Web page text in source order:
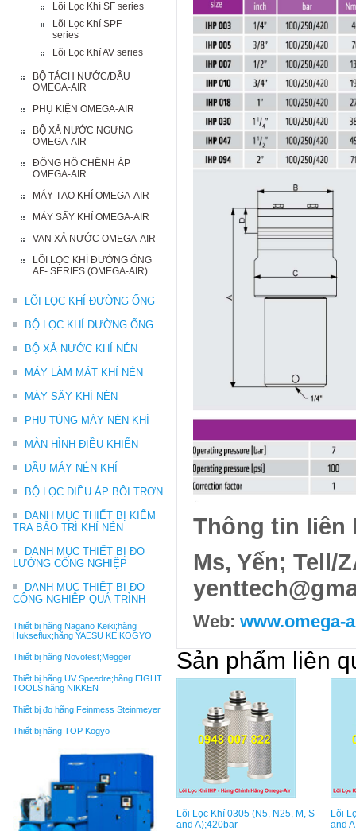
Lõi Lọc Khí SF series
Lõi Lọc Khí SPF
series
Lõi Lọc Khí AV series
BỘ TÁCH NƯỚC/DẦU
OMEGA-AIR
PHỤ KIỆN OMEGA-AIR
BỘ XẢ NƯỚC NGƯNG
OMEGA-AIR
ĐỒNG HỒ CHÊNH ÁP
OMEGA-AIR
MÁY TẠO KHÍ OMEGA-AIR
MÁY SẤY KHÍ OMEGA-AIR
VAN XẢ NƯỚC OMEGA-AIR
LÕI LỌC KHÍ ĐƯỜNG ỐNG
AF- SERIES (OMEGA-AIR)
LÕI LỌC KHÍ ĐƯỜNG ỐNG
BỘ LỌC KHÍ ĐƯỜNG ỐNG
BỘ XẢ NƯỚC KHÍ NÉN
MÁY LÀM MÁT KHÍ NÉN
MÁY SẤY KHÍ NÉN
PHỤ TÙNG MÁY NÉN KHÍ
MÀN HÌNH ĐIỀU KHIỂN
DẦU MÁY NÉN KHÍ
BỘ LỌC ĐIỀU ÁP BÔI TRƠN
DANH MỤC THIẾT BỊ KIỂM
TRA BẢO TRÌ KHÍ NÉN
DANH MỤC THIẾT BỊ ĐO
LƯỜNG CÔNG NGHIỆP
DANH MỤC THIẾT BỊ ĐO
CÔNG NGHIỆP QUÁ TRÌNH
Thiết bị hãng Nagano Keiki;hãng
Hukseflux;hãng YAESU KEIKOGYO
Thiết bị hãng Novotest;Megger
Thiết bị hãng UV Speedre;hãng EIGHT
TOOLS;hãng NIKKEN
Thiết bị đo hãng Feinmess Steinmeyer
Thiết bị hãng TOP Kogyo
Thông tin liên
Ms, Yến; Tell/
Web: www.omega-
Sản phẩm liên
Lõi Lọc Khí 0305 (N5, N25, M, S
and A);420bar
Lõi
and